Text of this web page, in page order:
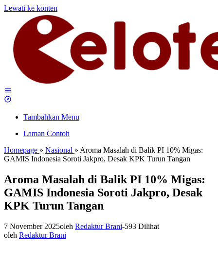
Lewati ke konten
Tambahkan Menu
Laman Contoh
Homepage » Nasional » Aroma Masalah di Balik PI 10% Migas:
GAMIS Indonesia Soroti Jakpro, Desak KPK Turun Tangan
Aroma Masalah di Balik PI 10% Migas:
GAMIS Indonesia Soroti Jakpro, Desak
KPK Turun Tangan
7 November 2025oleh Redaktur Brani-593 Dilihat
oleh Redaktur Brani